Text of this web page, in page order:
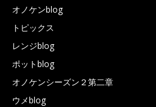
オノケンblog
トピックス
レンジblog
ポットblog
オノケンシーズン２第二章
ウメblog